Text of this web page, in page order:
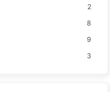
2
8
9
3